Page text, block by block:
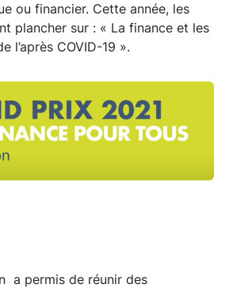
ou financier. Cette année, les
plancher sur : « La finance et les
l’après COVID-19 ».
a permis de réunir des